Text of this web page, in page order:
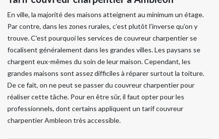
En ville, la majorité des maisons atteignent au minimum un étage.
Par contre, dans les zones rurales, c’est plutôt l’inverse qu’on y
trouve. C'est pourquoi les services de couvreur charpentier se
focalisent généralement dans les grandes villes. Les paysans se
chargent eux-mêmes du soin de leur maison. Cependant, les
grandes maisons sont assez difficiles à réparer surtout la toiture.
De ce fait, on ne peut se passer du couvreur charpentier pour
réaliser cette tâche. Pour en être sûr, il faut opter pour les
professionnels, dont certains appliquent un tarif couvreur
charpentier Ambleon très accessible.